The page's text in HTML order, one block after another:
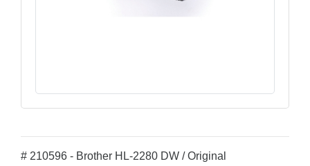
# 210596 - Brother HL-2280 DW / Original